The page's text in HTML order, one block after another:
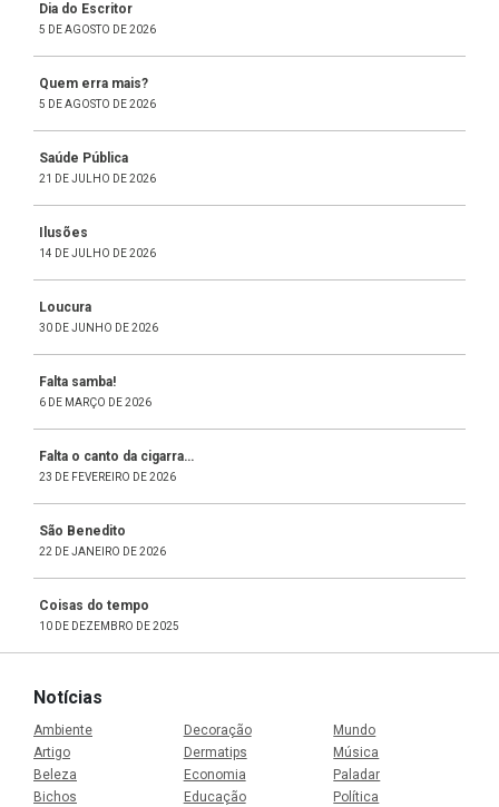
Dia do Escritor
5 DE AGOSTO DE 2026
Quem erra mais?
5 DE AGOSTO DE 2026
Saúde Pública
21 DE JULHO DE 2026
Ilusões
14 DE JULHO DE 2026
Loucura
30 DE JUNHO DE 2026
Falta samba!
6 DE MARÇO DE 2026
Falta o canto da cigarra…
23 DE FEVEREIRO DE 2026
São Benedito
22 DE JANEIRO DE 2026
Coisas do tempo
10 DE DEZEMBRO DE 2025
Notícias
Ambiente
Artigo
Beleza
Bichos
Decoração
Dermatips
Economia
Educação
Mundo
Música
Paladar
Política